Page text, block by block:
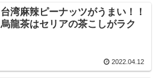
台湾麻辣ピーナッツがうまい！！
烏龍茶はセリアの茶こしがラク
2022.04.12